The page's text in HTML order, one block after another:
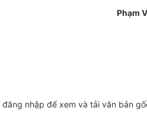
Phạm
đăng nhập để xem và tải văn bản